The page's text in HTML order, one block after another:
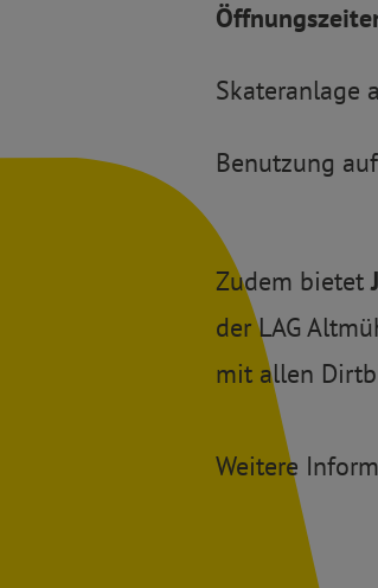
Skateranlage
Benutzung
Zudem bietet
der LAG
mit allen
Weitere